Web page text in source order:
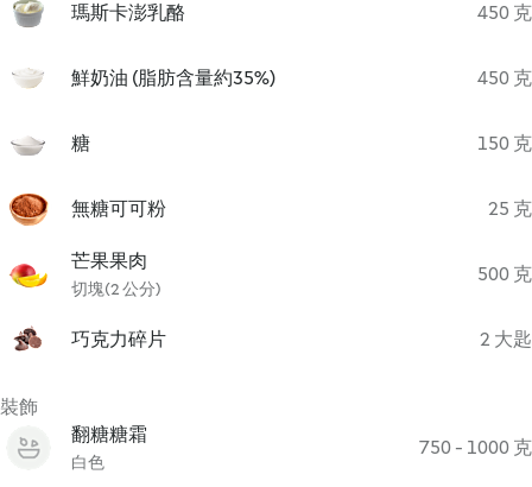
瑪斯卡澎乳酪
450 克
鮮奶油 (脂肪含量約35%) 450 克
糖 150 克
無糖可可粉 25 克
芒果果肉
切塊(2 公分)
500 克
巧克力碎片 2 大匙
裝飾
翻糖糖霜
白色
750 - 1000 克